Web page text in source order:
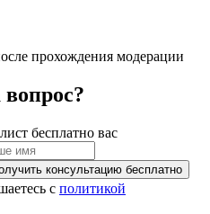
прохождения модерации
бесплатно вас
консультацию бесплатно
с политикой